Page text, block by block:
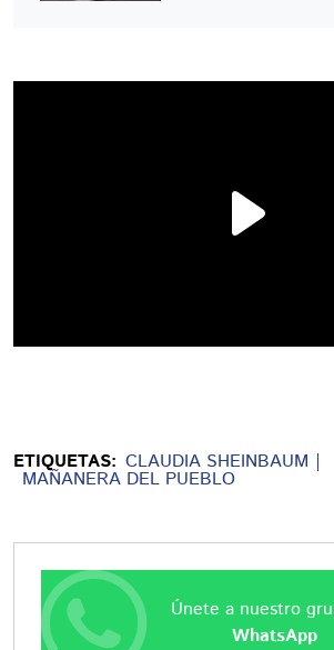
ETIQUETAS: CLAUDIA SHEINBAUM
MAÑANERA DEL PUEBLO
Únete a nuestro
WhatsApp